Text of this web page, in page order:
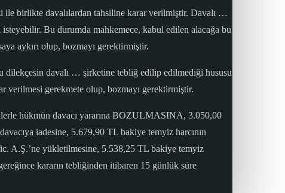
ile birlikte davalılardan tahsiline karar verilmiştir. Davalı …
Bu durumda mahkemece, kabul edilen alacağa bu
aykırı olup, bozmayı gerektirmiştir.
dilekçesin davalı … şirketine tebliğ edilip edilmediği hususu
verilmesi gerekmete olup, bozmayı gerektirmiştir.
hükmün davacı yararına BOZULMASINA, 3.050,00
iadesine, 5.679,90 TL bakiye temyiz harcının
A.Ş.’ne yükletilmesine, 5.538,25 TL bakiye temyiz
kararın tebliğinden itibaren 15 günlük süre